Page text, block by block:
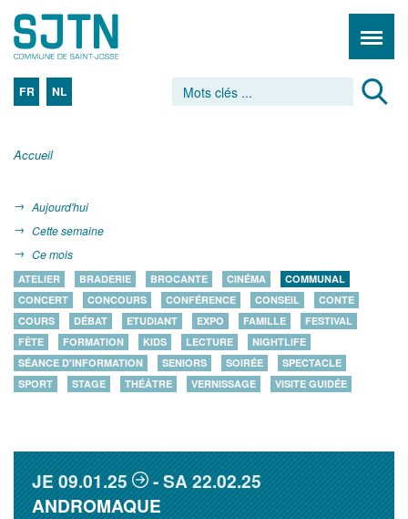
FR NL
Accueil
Aujourd'hui
Cette semaine
Ce mois
ATELIER BRADERIE BROCANTE CINÉMA
COMMUNAL
CONCERT
CONCOURS CONFÉRENCE CONSEIL
CONTE
COURS
DÉBAT ETUDIANT EXPO FAMILLE
FESTIVAL
FÊTE
FORMATION KIDS LECTURE
NIGHTLIFE
SÉANCE D'INFORMATION
SENIORS SOIRÉE
SPECTACLE
SPORT
STAGE THÉÂTRE VERNISSAGE VISITE GUIDÉE
JE09.01.25 SA22.02.25
ANDROMAQUE